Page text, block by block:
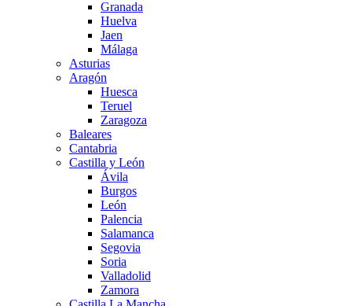
Granada
Huelva
Jaen
Málaga
Asturias
Aragón
Huesca
Teruel
Zaragoza
Baleares
Cantabria
Castilla y León
Ávila
Burgos
León
Palencia
Salamanca
Segovia
Soria
Valladolid
Zamora